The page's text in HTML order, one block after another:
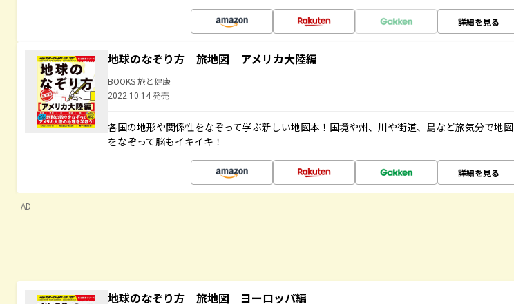
詳細を見る
地球のなぞり方 旅地図 アメリカ大陸編
BOOKS 旅と健康
2022.10.14 発売
各国の地形や関係性をなぞって学ぶ新しい地図本！国境や州、川や街道、島など旅気分で地図
をなぞって脳もイキイキ！
詳細を見る
AD
地球のなぞり方 旅地図 ヨーロッパ編